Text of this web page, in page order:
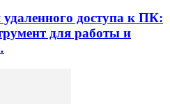
доступа к ПК:
для работы и